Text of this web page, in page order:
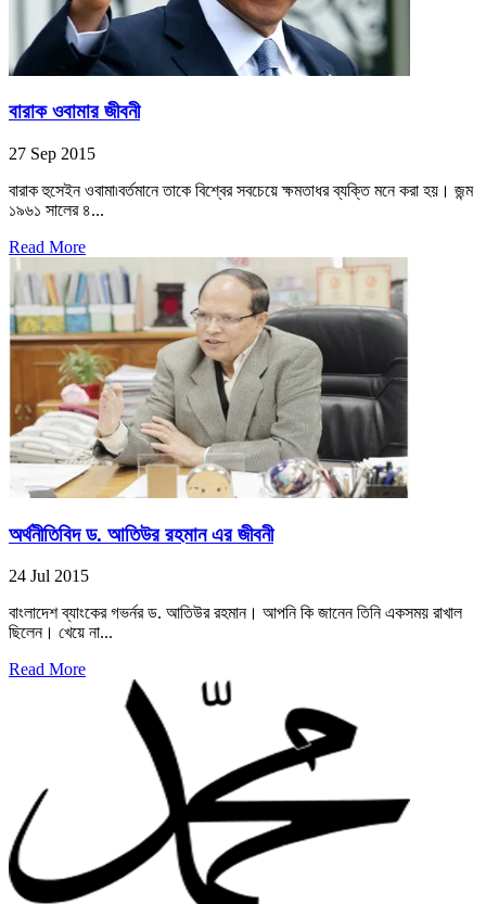
বারাক ওবামার জীবনী
27 Sep 2015
বারাক হুসেইন ওবামা৷বর্তমানে তাকে বিশ্বের সবচেয়ে ক্ষমতাধর ব্যক্তি মনে করা হয়। জন্ম
১৯৬১ সালের ৪...
Read More
অর্থনীতিবিদ ড. আতিউর রহমান এর জীবনী
24 Jul 2015
বাংলাদেশ ব্যাংকের গভর্নর ড. আতিউর রহমান। আপনি কি জানেন তিনি একসময় রাখাল
ছিলেন। খেয়ে না...
Read More